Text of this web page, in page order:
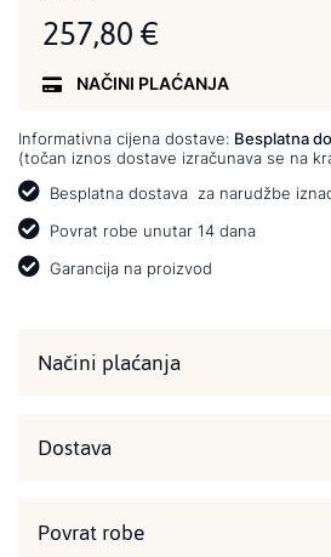
257,80 €
NAČINI PLAĆANJA
Informativna cijena dostave: Besplatna
(točan iznos dostave izračunava se na
Besplatna dostava za narudžbe
Povrat robe unutar 14 dana
Garancija na proizvod
Načini plaćanja
Dostava
Povrat robe